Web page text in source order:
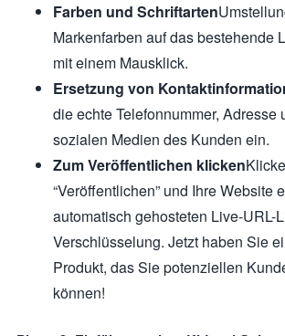
Farben und Schriftarten
Markenfarben auf das bestehende
mit einem Mausklick.
Ersetzung von
die echte Telefonnummer, Adresse
sozialen Medien des Kunden ein.
Zum Veröffentlichen klicken
“Veröffentlichen” und Ihre Website
automatisch gehosteten Live-URL-
Verschlüsselung. Jetzt haben Sie
Produkt, das Sie potenziellen
können!